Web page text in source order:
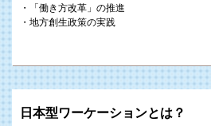
「働き方改革」の推進
地方創生政策の実践
日本型ワーケーションとは？